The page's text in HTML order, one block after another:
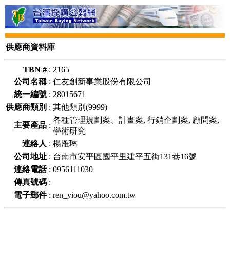
供應商資料庫
TBN # : 2165
公司名稱: 仁友創新事業股份有限公司
統一編號 : 28015671
供應商類別 : 其他類別(9999)
主要產品 :
各種管理規劃案、計畫案, 行銷企劃案, 顧問案,
學術研究
連絡人 : 楊雁琳
公司地址 : 台南市安平區國平里建平五街131巷16號
連絡電話: 0956111030
傳真號碼 :
電子郵件: ren_yiou@yahoo.com.tw